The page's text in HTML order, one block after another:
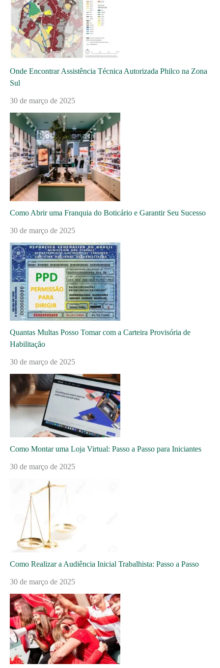
Onde Encontrar Assistência Técnica Autorizada Philco na Zona
Sul
30 de março de 2025
Como Abrir uma Franquia do Boticário e Garantir Seu Sucesso
30 de março de 2025
Quantas Multas Posso Tomar com a Carteira Provisória de
Habilitação
30 de março de 2025
Como Montar uma Loja Virtual: Passo a Passo para Iniciantes
30 de março de 2025
Como Realizar a Audiência Inicial Trabalhista: Passo a Passo
30 de março de 2025